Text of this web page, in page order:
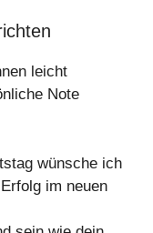
leicht
Note
wünsche ich
im neuen